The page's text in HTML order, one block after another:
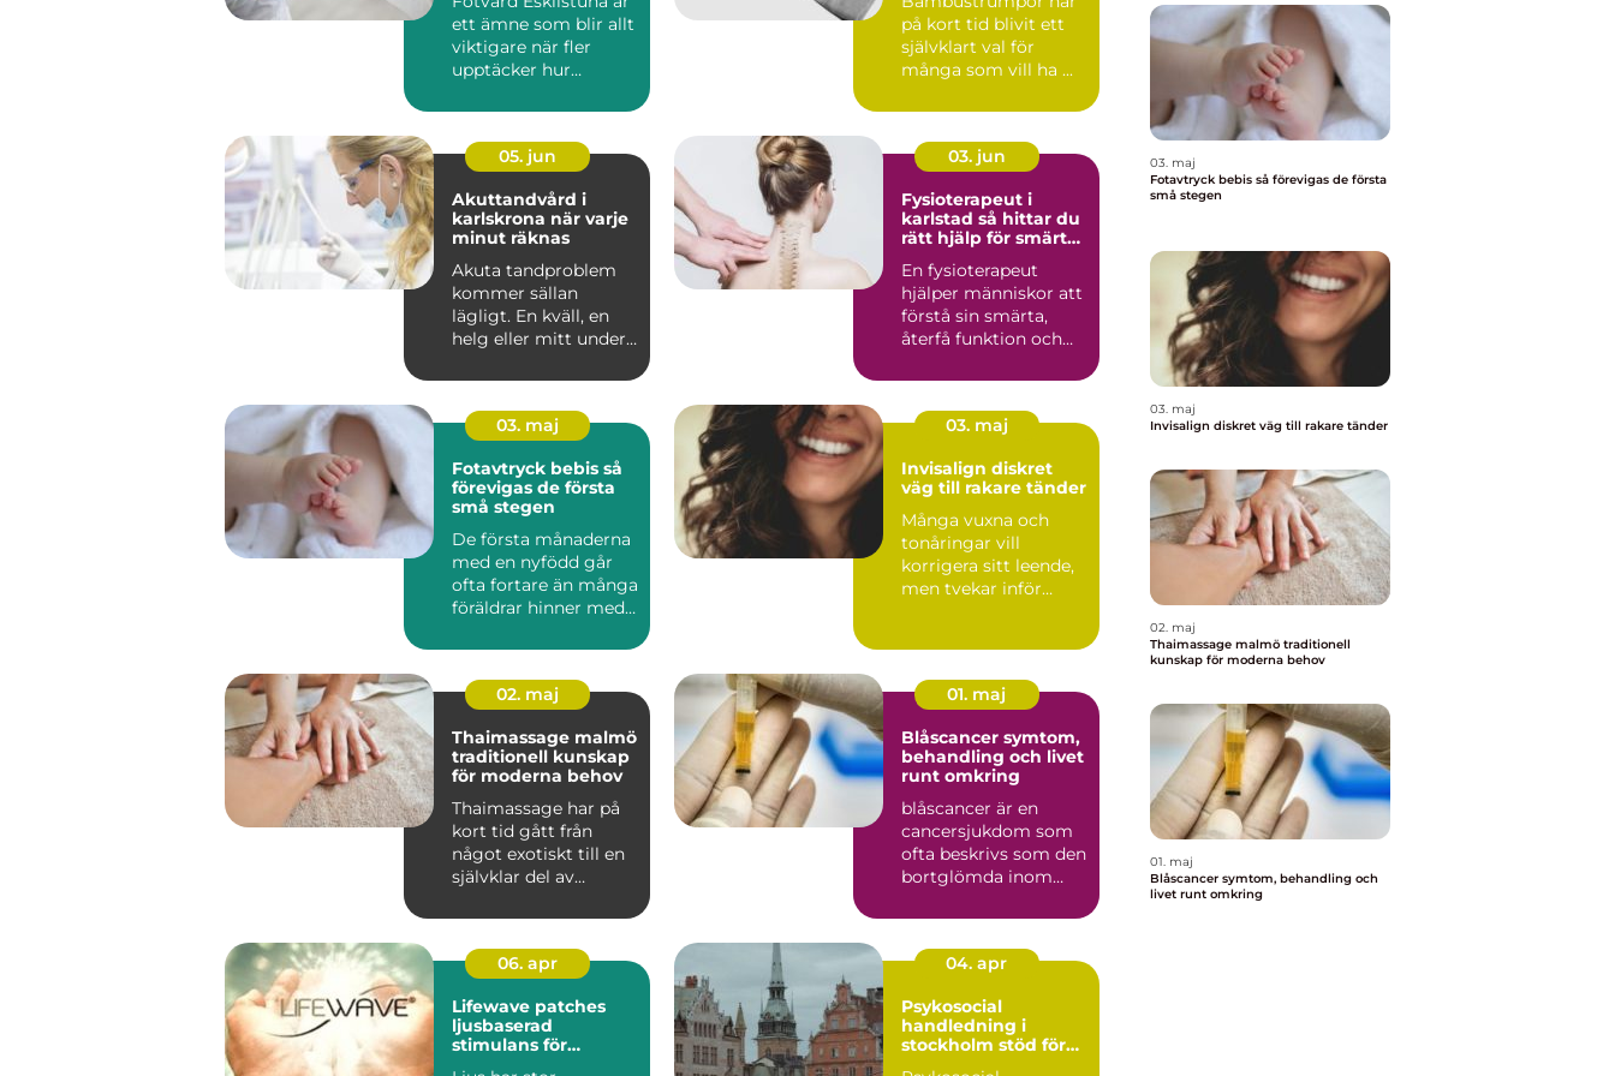
ett ämne som blir allt
viktigare när fler
upptäcker hur
påverk...
på kort tid blivit ett
självklart val för
många som vill ha ...
05. jun
Akuttandvård i
karlskrona när varje
minut räknas
Akuta tandproblem
kommer sällan
lägligt. En kväll, en
helg eller mitt under
smärtan ...
03. jun
Fysioterapeut i
karlstad så hittar du
rätt hjälp för smärta
En fysioterapeut
hjälper människor att
förstå sin smärta,
återfå funktion och
Fö...
03. maj
Fotavtryck bebis så
förevigas de första
små stegen
De första månaderna
med en nyfödd går
ofta fortare än många
föräldrar hinner med.
03. maj
Invisalign diskret
väg till rakare tänder
Många vuxna och
tonåringar vill
korrigera sitt leende,
men tvekar inför
02. maj
Thaimassage malmö
traditionell kunskap
för moderna behov
Thaimassage har på
kort tid gått från
något exotiskt till en
självklar del av
som...
01. maj
Blåscancer symtom,
behandling och livet
runt omkring
blåscancer är en
cancersjukdom som
ofta beskrivs som den
bortglömda inom
att den...
06. apr
Lifewave patches
ljusbaserad
stimulans för
04. apr
Psykosocial
handledning i
stockholm stöd för
03. maj
Fotavtryck bebis så förevigas de första
små stegen
03. maj
Invisalign diskret väg till rakare tänder
02. maj
Thaimassage malmö traditionell
kunskap för moderna behov
01. maj
Blåscancer symtom, behandling och
livet runt omkring